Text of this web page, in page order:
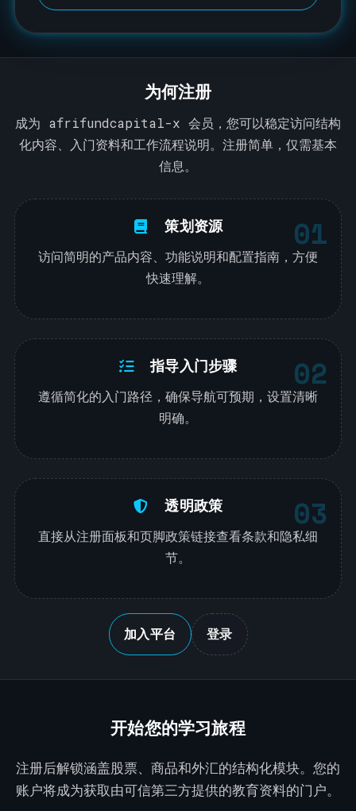
a
t
e
1
为何注册
成为 afrifundcapital-x 会员，您可以稳定访问结构
化内容、入门资料和工作流程说明。注册简单，仅需基本
信息。
01
策划资源
访问简明的产品内容、功能说明和配置指南，方便
快速理解。
02
指导入门步骤
遵循简化的入门路径，确保导航可预期，设置清晰
明确。
03
透明政策
直接从注册面板和页脚政策链接查看条款和隐私细
节。
加入平台 登录
开始您的学习旅程
注册后解锁涵盖股票、商品和外汇的结构化模块。您的
账户将成为获取由可信第三方提供的教育资料的门户。